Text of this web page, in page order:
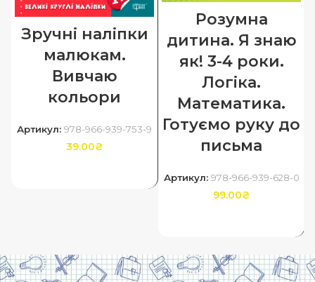
Зручні наліпки
малюкам.
Вивчаю
кольори
Артикул: 978-966-939-753-9
39.00₴
Розумна
дитина. Я знаю
як! 3-4 роки.
Логіка.
Математика.
Готуємо руку до
письма
Артикул: 978-966-939-628-0
99.00₴